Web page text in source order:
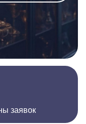
заявок